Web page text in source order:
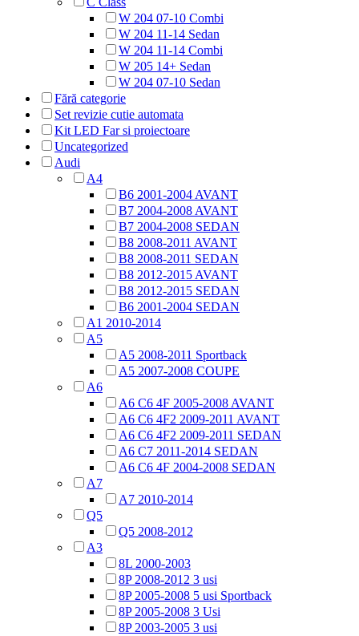
W 204 07-10 Combi
W 204 11-14 Sedan
W 204 11-14 Combi
W 205 14+ Sedan
W 204 07-10 Sedan
Fără categorie
Set revizie cutie automata
Kit LED Far si proiectoare
Uncategorized
Audi
A4
B6 2001-2004 AVANT
B7 2004-2008 AVANT
B7 2004-2008 SEDAN
B8 2008-2011 AVANT
B8 2008-2011 SEDAN
B8 2012-2015 AVANT
B8 2012-2015 SEDAN
B6 2001-2004 SEDAN
A1 2010-2014
A5
A5 2008-2011 Sportback
A5 2007-2008 COUPE
A6
A6 C6 4F 2005-2008 AVANT
A6 C6 4F2 2009-2011 AVANT
A6 C6 4F2 2009-2011 SEDAN
A6 C7 2011-2014 SEDAN
A6 C6 4F 2004-2008 SEDAN
A7
A7 2010-2014
Q5
Q5 2008-2012
A3
8L 2000-2003
8P 2008-2012 3 usi
8P 2005-2008 5 usi Sportback
8P 2005-2008 3 Usi
8P 2003-2005 3 usi